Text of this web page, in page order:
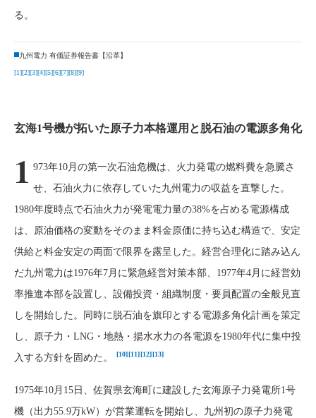
る。
九州電力 有価証券報告書【沿革】
[1][2][3][4][5][6][7][8][9]
玄海1号機が拓いた原子力本格運用と脱石油の電源多角化
1 973年10月の第一次石油危機は、火力発電の燃料費を急騰さ
せ、石油火力に依存していた九州電力の収益を直撃した。
1980年度時点で石油火力が発電電力量の38%を占める電源構成
は、原油価格の変動をそのまま料金原価に持ち込む構造で、安定
供給と料金安定の両面で限界を露呈した。経営合理化に踏み込ん
だ九州電力は1976年7月に緊急経営対策本部、1977年4月に経営効
率推進本部を設置し、設備投資・組織制度・要員配置の全般見直
しを開始した。同時に脱石油を旗印とする電源多角化計画を策定
し、原子力・LNG・地熱・揚水水力の各電源を1980年代に集中投
入する方針を固めた。
[10] [11] [12] [13]
1975年10月15日、佐賀県玄海町に建設した玄海原子力発電所1号
機（出力55.9万kW）が営業運転を開始し、九州初の原子力発電